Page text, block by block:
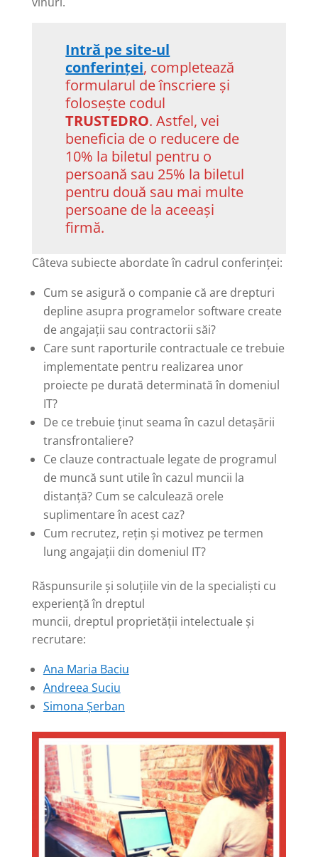
Intră pe site-ul
conferinței, completează
formularul de înscriere și
folosește codul
TRUSTEDRO. Astfel, vei
beneficia de o reducere de
10% la biletul pentru o
persoană sau 25% la biletul
pentru două sau mai multe
persoane de la aceeași
firmă.
Câteva subiecte abordate în cadrul conferinței:
Cum se asigură o companie că are drepturi
depline asupra programelor software create
de angajații sau contractorii săi?
Care sunt raporturile contractuale ce trebuie
implementate pentru realizarea unor
proiecte pe durată determinată în domeniul
IT?
De ce trebuie ținut seama în cazul detașării
transfrontaliere?
Ce clauze contractuale legate de programul
de muncă sunt utile în cazul muncii la
distanță? Cum se calculează orele
suplimentare în acest caz?
Cum recrutez, rețin și motivez pe termen
lung angajații din domeniul IT?
Răspunsurile și soluțiile vin de la specialiști cu
experiență în dreptul
muncii, dreptul proprietății intelectuale și
recrutare:
Ana Maria Baciu
Andreea Suciu
Simona Șerban